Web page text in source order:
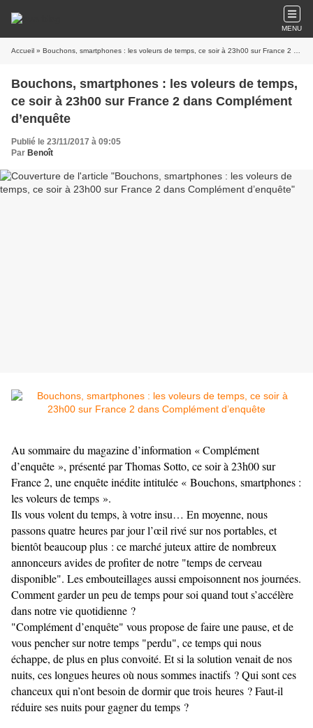
MENU
Accueil » Bouchons, smartphones : les voleurs de temps, ce soir à 23h00 sur France 2 dans Complément d’enquête
Bouchons, smartphones : les voleurs de temps,
ce soir à 23h00 sur France 2 dans Complément
d’enquête
Publié le 23/11/2017 à 09:05
Par Benoît
Au sommaire du magazine d’information « Complément
d’enquête », présenté par Thomas Sotto, ce soir à 23h00 sur
France 2, une enquête inédite intitulée « Bouchons, smartphones :
les voleurs de temps ».
Ils vous volent du temps, à votre insu… En moyenne, nous
passons quatre heures par jour l’œil rivé sur nos portables, et
bientôt beaucoup plus : ce marché juteux attire de nombreux
annonceurs avides de profiter de notre "temps de cerveau
disponible". Les embouteillages aussi empoisonnent nos journées.
Comment garder un peu de temps pour soi quand tout s’accélère
dans notre vie quotidienne ?
"Complément d’enquête" vous propose de faire une pause, et de
vous pencher sur notre temps "perdu", ce temps qui nous
échappe, de plus en plus convoité. Et si la solution venait de nos
nuits, ces longues heures où nous sommes inactifs ? Qui sont ces
chanceux qui n’ont besoin de dormir que trois heures ? Faut-il
réduire ses nuits pour gagner du temps ?